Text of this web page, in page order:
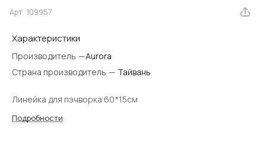
Арт. 109957
Характеристики
Производитель —​Aurora
Страна производитель — Тайвань
Линейка для пэчворка 60*15см
Подробности